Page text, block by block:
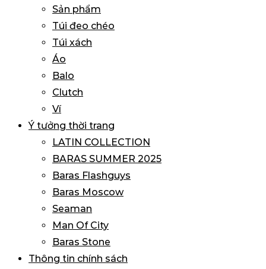
Sản phẩm
Túi đeo chéo
Túi xách
Áo
Balo
Clutch
Ví
Ý tưởng thời trang
LATIN COLLECTION
BARAS SUMMER 2025
Baras Flashguys
Baras Moscow
Seaman
Man Of City
Baras Stone
Thông tin chính sách